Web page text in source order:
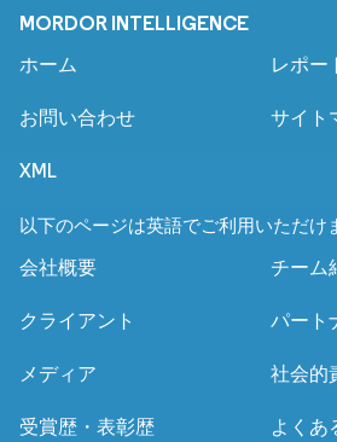
MORDOR INTELLIGENCE
ホーム レポー
お問い合わせ サイト
XML
以下のページは英語でご利用いただけ
会社概要 チーム
クライアント パート
メディア 社会的
受賞歴・表彰歴 よくあ